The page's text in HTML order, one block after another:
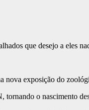
que desejo a eles
exposição do
tornando o nascimento